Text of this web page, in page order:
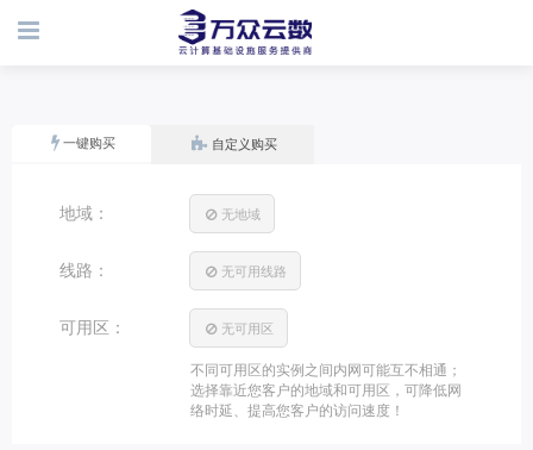
一键购买 自定义购买
地域： 无地域
线路： 无可用线路
可用区： 无可用区
不同可用区的实例之间内网可能互不相通；
选择靠近您客户的地域和可用区，可降低网
络时延、提高您客户的访问速度！